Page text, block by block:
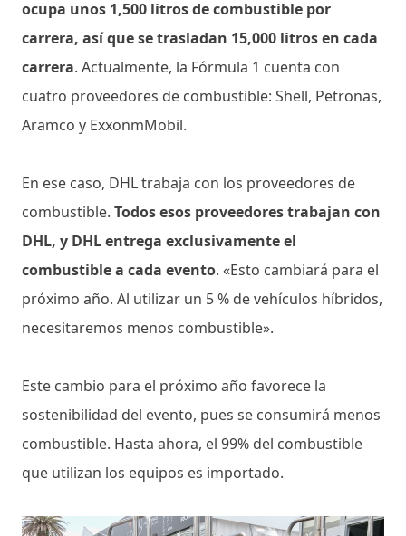
ocupa unos 1,500 litros de combustible por
carrera, así que se trasladan 15,000 litros en cada
carrera. Actualmente, la Fórmula 1 cuenta con
cuatro proveedores de combustible: Shell, Petronas,
Aramco y ExxonmMobil.
En ese caso, DHL trabaja con los proveedores de
combustible. Todos esos proveedores trabajan con
DHL, y DHL entrega exclusivamente el
combustible a cada evento. «Esto cambiará para el
próximo año. Al utilizar un 5 % de vehículos híbridos,
necesitaremos menos combustible».
Este cambio para el próximo año favorece la
sostenibilidad del evento, pues se consumirá menos
combustible. Hasta ahora, el 99% del combustible
que utilizan los equipos es importado.